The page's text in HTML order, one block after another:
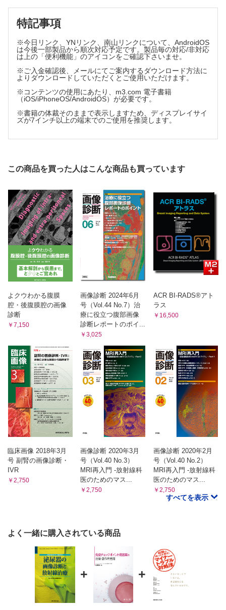
腎動態、静態シンチグラフィの概要
BONENAVIによる骨転移の評価
GI-BONEによる骨転移の評価
泌尿器科腫瘍におけるFDG-PET/CT
メタストロンによる骨転移の疼痛緩和
腎癌の放射線治療
膀胱癌の放射線治療
前立腺永久挿入密封小線源治療(低線量率組織内照射)
前立腺癌のIMRT
前立腺癌の重粒子線治療
特記事項
※今日リンク、YNリンク、南山リンクについて、AndroidOS
は今後一部製品から順次対応予定です。製品毎の対応/非対応
は上の「便利機能」のアイコンをご確認下さいませ。
※ご入金確認後、メールにてご案内するダウンロード方法に
よりダウンロードしていただくとご使用いただけます。
※コンテンツの使用にあたり、m3.com 電子書籍
（iOS/iPhoneOS/AndroidOS）が必要です。
※書籍の体裁そのままで表示しますため、ディスプレイサイ
ズが7インチ以上の端末でのご使用を推奨します。
この商品を買った人はこんな商品も買っています
よクウわかる腹膜
腔・後腹膜腔の画像
診断
￥7,150
画像診断 2024年6月
号（Vol.44 No.7）治
療に役立つ腹部画像
診断レポートのポイ...
￥3,025
ACR BI-RADS®アト
ラス
￥16,500
臨床画像 2018年3月
号 副腎の画像診断・
IVR
￥2,750
画像診断 2020年3月
号（Vol.40 No.3）
MRI再入門 -放射線科
医のためのマス...
￥2,750
画像診断 2020年2月
号（Vol.40 No.2）
MRI再入門 -放射線科
医のためのマス...
￥2,750
すべてを表示
よく一緒に購入されている商品
+ +